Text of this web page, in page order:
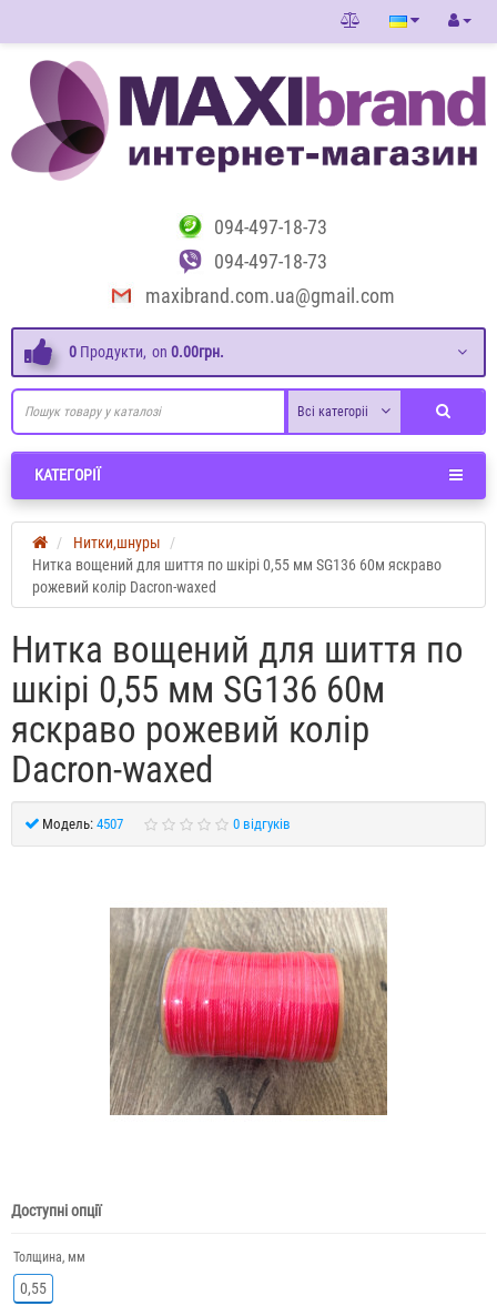
094-497-18-73
094-497-18-73
maxibrand.com.ua@gmail.com
0 Продукти, on 0.00грн.
Всі категоріі
КАТЕГОРІЇ
Нитки,шнуры
Нитка вощений для шиття по шкірі 0,55 мм SG136 60м яскраво
рожевий колір Dacron-waxed
Нитка вощений для шиття по
шкірі 0,55 мм SG136 60м
яскраво рожевий колір
Dacron-waxed
Модель: 4507 0 відгуків
Доступні опції
Толщина, мм
0,55